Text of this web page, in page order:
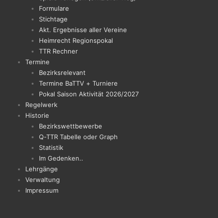
Formulare
Stichtage
Akt. Ergebnisse aller Vereine
Heimrecht Regionspokal
TTR Rechner
Termine
Bezirksrelevant
Termine BaTTV + Turniere
Pokal Saison Aktivität 2026/2027
Regelwerk
Historie
Bezirkswettbewerbe
Q-TTR Tabelle oder Graph
Statistik
Im Gedenken..
Lehrgänge
Verwaltung
Impressum